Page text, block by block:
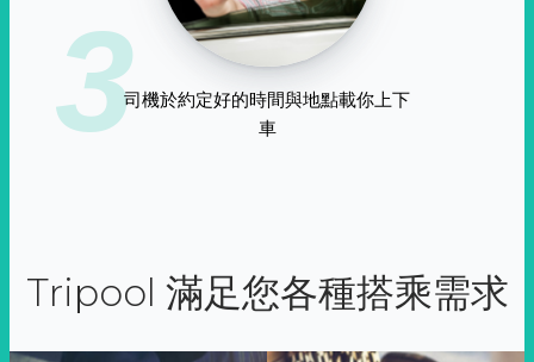
3司機於約定好的時間與地點載你上下
車
Tripool 滿足您各種搭乘需求